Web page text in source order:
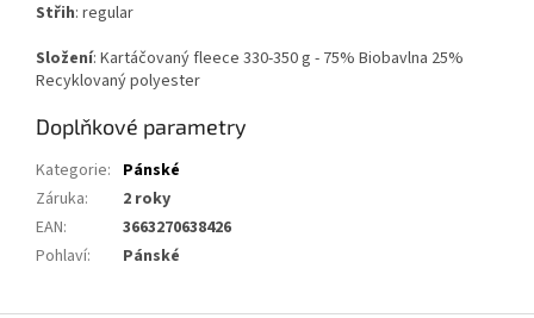
Střih: regular
Složení: Kartáčovaný fleece 330-350 g - 75% Biobavlna 25%
Recyklovaný polyester
Doplňkové parametry
Kategorie: Pánské
Záruka:
2 roky
EAN:
3663270638426
Pohlaví: Pánské